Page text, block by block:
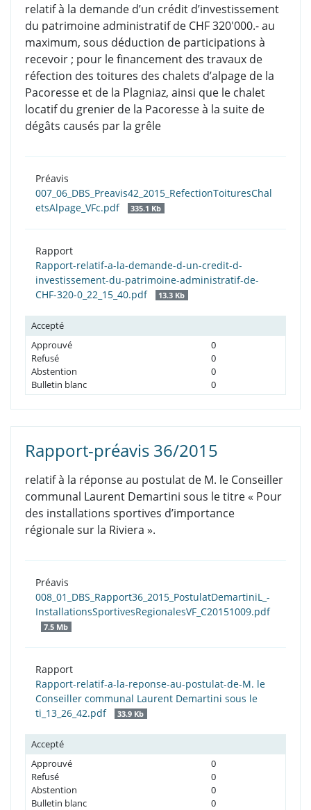
relatif à la demande d’un crédit d’investissement
du patrimoine administratif de CHF 320'000.- au
maximum, sous déduction de participations à
recevoir ; pour le financement des travaux de
réfection des toitures des chalets d’alpage de la
Pacoresse et de la Plagniaz, ainsi que le chalet
locatif du grenier de la Pacoresse à la suite de
dégâts causés par la grêle
Préavis
007_06_DBS_Preavis42_2015_RefectionToituresChal
etsAlpage_VFc.pdf
335.1 Kb
Rapport
Rapport-relatif-a-la-demande-d-un-credit-d-
investissement-du-patrimoine-administratif-de-
CHF-320-0_22_15_40.pdf
13.3 Kb
Accepté
Approuvé
0
Refusé
0
Abstention
0
Bulletin blanc
0
Rapport-préavis 36/2015
relatif à la réponse au postulat de M. le Conseiller
communal Laurent Demartini sous le titre « Pour
des installations sportives d’importance
régionale sur la Riviera ».
Préavis
008_01_DBS_Rapport36_2015_PostulatDemartiniL_-
InstallationsSportivesRegionalesVF_C20151009.pdf
7.5 Mb
Rapport
Rapport-relatif-a-la-reponse-au-postulat-de-M. le
Conseiller communal Laurent Demartini sous le
ti_13_26_42.pdf
33.9 Kb
Accepté
Approuvé
0
Refusé
0
Abstention
0
Bulletin blanc
0